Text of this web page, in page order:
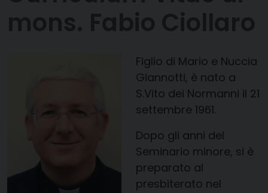
Figlio di Mario e Nuccia
Giannotti, è nato a
S.Vito dei Normanni il 21
settembre 1961.
Dopo gli anni del
Seminario minore, si è
preparato al
presbiterato nel